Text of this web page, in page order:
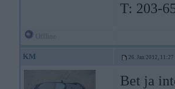
T: 203-
KM 26. Jan 2012, 11:27
Bet ja